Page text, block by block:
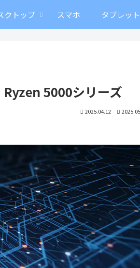
クトップ スマホ タブレット
5000シリーズ
2025.04.12